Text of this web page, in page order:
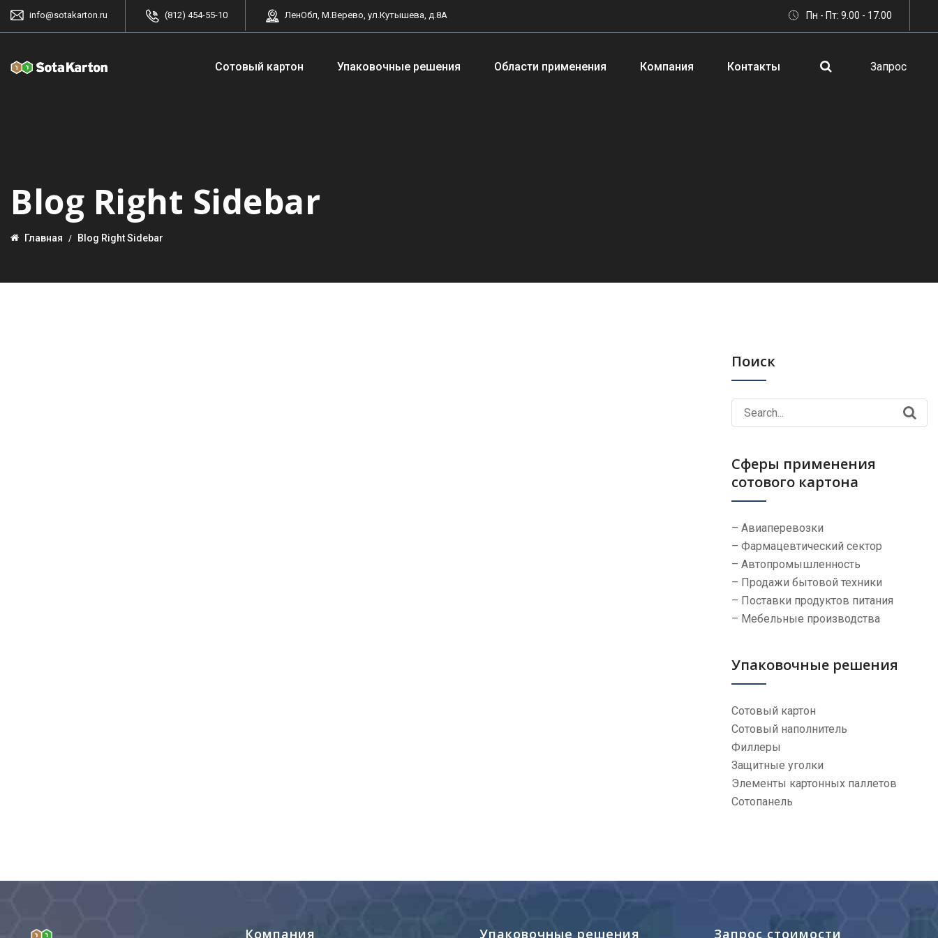
info@sotakarton.ru (812) 454-55-10 ЛенОбл, М.Верево, ул.Кутышева, д.8А Пн - Пт: 9.00 - 17.00
Сотовый картон Упаковочные решения Области применения Компания Контакты Запрос
Blog Right Sidebar
Главная Blog Right Sidebar
Поиск
Search
for:
Сферы применения
сотового картона
– Авиаперевозки
– Фармацевтический сектор
– Автопромышленность
– Продажи бытовой техники
– Поставки продуктов питания
– Мебельные производства
Упаковочные решения
Сотовый картон
Сотовый наполнитель
Филлеры
Защитные уголки
Элементы картонных паллетов
Сотопанель
Компания Упаковочные решения Запрос стоимости